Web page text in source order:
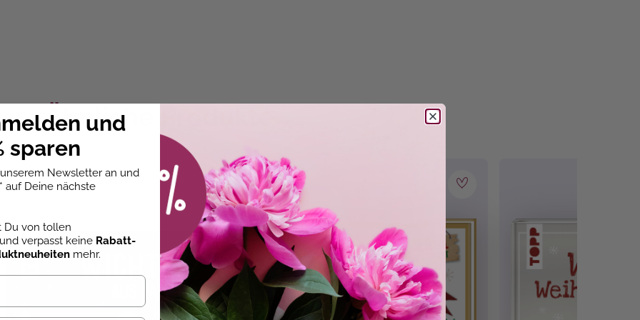
deiner Wichtelwelt
Ähnliche Produkte
und
sparen
Newsletter an und
* auf Deine nächste
Du von tollen
und verpasst keine Rabatt-
mehr.